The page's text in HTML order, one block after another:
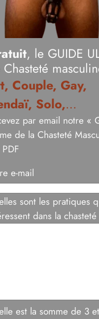
, le GUIDE
Couple, Gay,
Solo,…
par email notre «
de la Chasteté
e-mail
sont les pratiques
dans la
est la somme de 3